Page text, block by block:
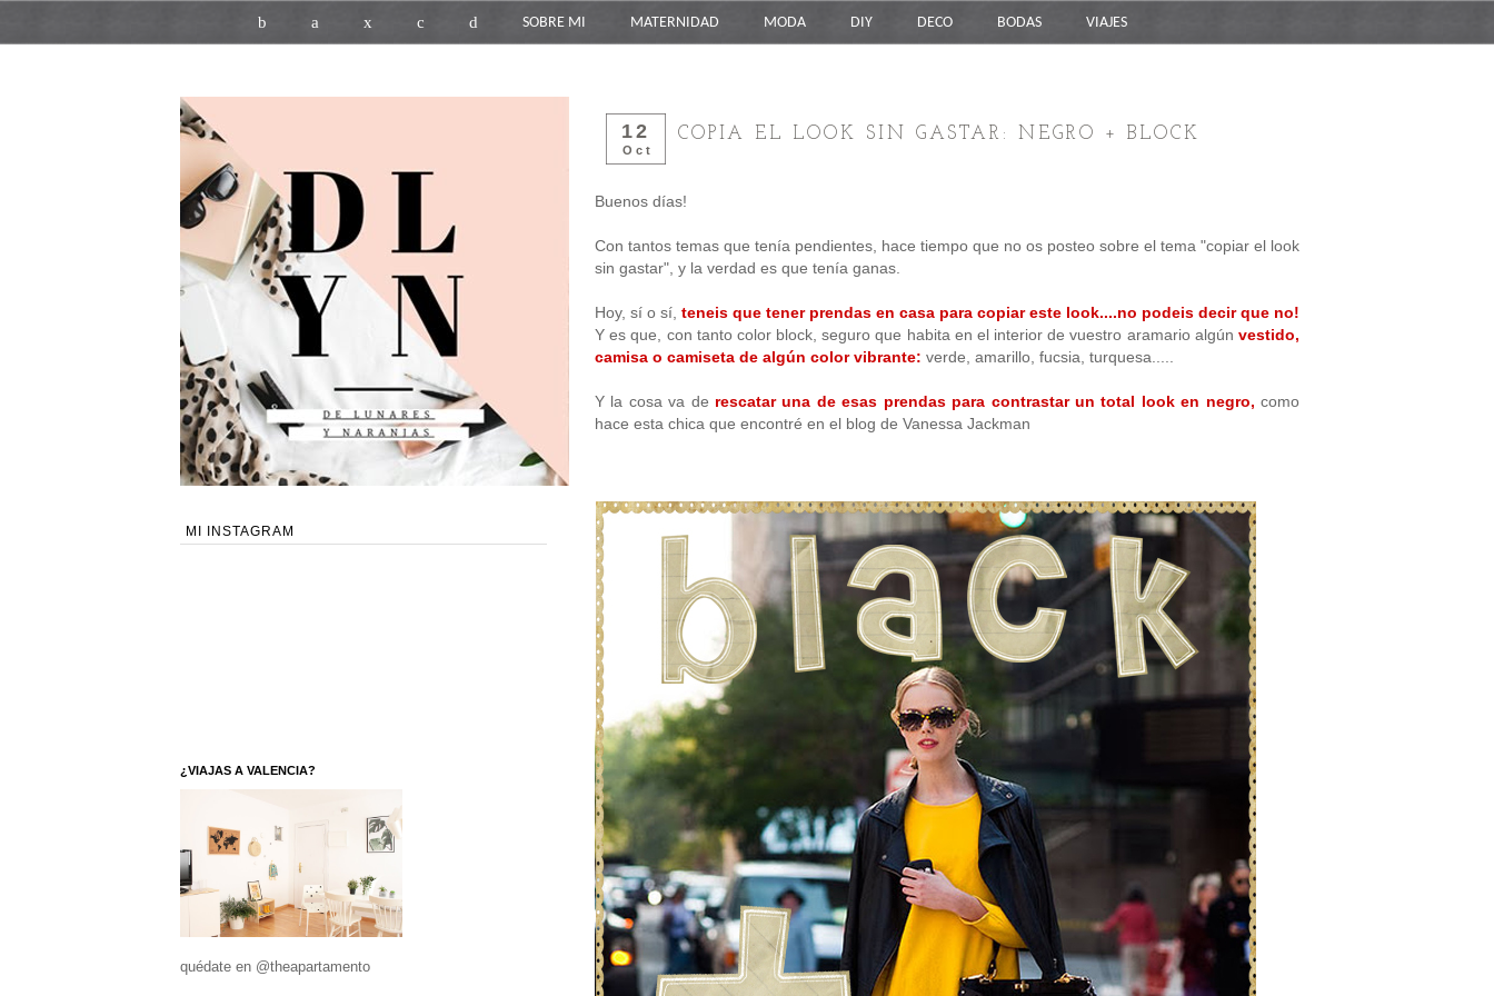
b a x c d SOBRE MI MATERNIDAD MODA DIY DECO BODAS VIAJES
12
Oct
COPIA EL LOOK SIN GASTAR: NEGRO + BLOCK
Buenos días!
Con tantos temas que tenía pendientes, hace tiempo que no os posteo sobre el tema "copiar el look
sin gastar", y la verdad es que tenía ganas.
Hoy, sí o sí, teneis que tener prendas en casa para copiar este look....no podeis decir que no!
Y es que, con tanto color block, seguro que habita en el interior de vuestro aramario algún vestido,
camisa o camiseta de algún color vibrante: verde, amarillo, fucsia, turquesa.....
Y la cosa va de rescatar una de esas prendas para contrastar un total look en negro, como
hace esta chica que encontré en el blog de Vanessa Jackman
MI INSTAGRAM
¿VIAJAS A VALENCIA?
quédate en @theapartamento